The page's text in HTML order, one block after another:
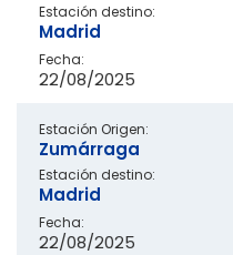
Estación destino:
Madrid
Fecha:
22/08/2025
Estación Origen:
Zumárraga
Estación destino:
Madrid
Fecha:
22/08/2025